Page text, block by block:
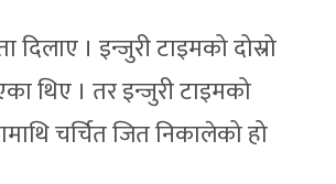
। इन्जुरी टाइमको दोस्रो
थिए । तर इन्जुरी टाइमको
चर्चित जित निकालेको हो